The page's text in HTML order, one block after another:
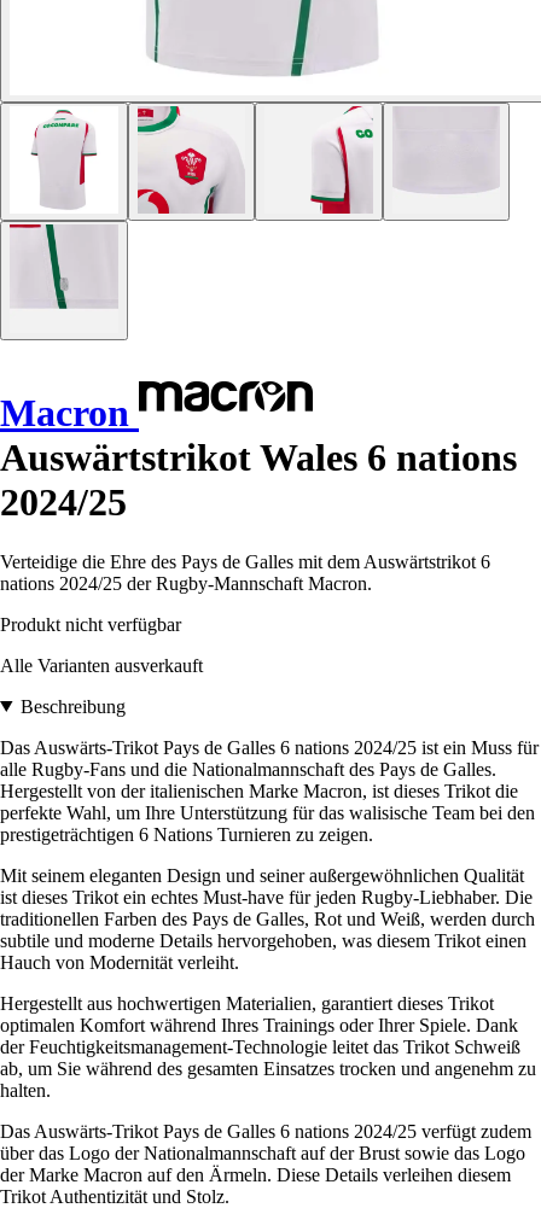
Macron
Auswärtstrikot Wales 6 nations
2024/25
Verteidige die Ehre des Pays de Galles mit dem Auswärtstrikot 6
nations 2024/25 der Rugby-Mannschaft Macron.
Produkt nicht verfügbar
Alle Varianten ausverkauft
Beschreibung
Das Auswärts-Trikot Pays de Galles 6 nations 2024/25 ist ein Muss für
alle Rugby-Fans und die Nationalmannschaft des Pays de Galles.
Hergestellt von der italienischen Marke Macron, ist dieses Trikot die
perfekte Wahl, um Ihre Unterstützung für das walisische Team bei den
prestigeträchtigen 6 Nations Turnieren zu zeigen.
Mit seinem eleganten Design und seiner außergewöhnlichen Qualität
ist dieses Trikot ein echtes Must-have für jeden Rugby-Liebhaber. Die
traditionellen Farben des Pays de Galles, Rot und Weiß, werden durch
subtile und moderne Details hervorgehoben, was diesem Trikot einen
Hauch von Modernität verleiht.
Hergestellt aus hochwertigen Materialien, garantiert dieses Trikot
optimalen Komfort während Ihres Trainings oder Ihrer Spiele. Dank
der Feuchtigkeitsmanagement-Technologie leitet das Trikot Schweiß
ab, um Sie während des gesamten Einsatzes trocken und angenehm zu
halten.
Das Auswärts-Trikot Pays de Galles 6 nations 2024/25 verfügt zudem
über das Logo der Nationalmannschaft auf der Brust sowie das Logo
der Marke Macron auf den Ärmeln. Diese Details verleihen diesem
Trikot Authentizität und Stolz.